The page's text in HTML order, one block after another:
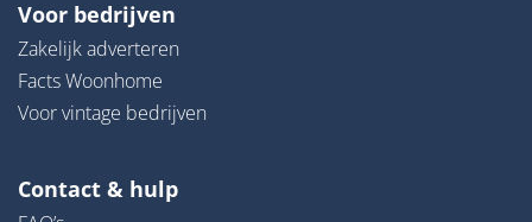
Voor bedrijven
Zakelijk adverteren
Facts Woonhome
Voor vintage bedrijven
Contact & hulp